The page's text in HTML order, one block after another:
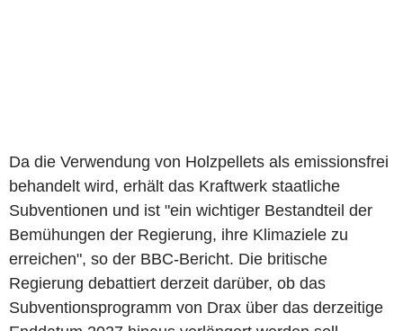
Da die Verwendung von Holzpellets als emissionsfrei
behandelt wird, erhält das Kraftwerk staatliche
Subventionen und ist "ein wichtiger Bestandteil der
Bemühungen der Regierung, ihre Klimaziele zu
erreichen", so der BBC-Bericht. Die britische
Regierung debattiert derzeit darüber, ob das
Subventionsprogramm von Drax über das derzeitige